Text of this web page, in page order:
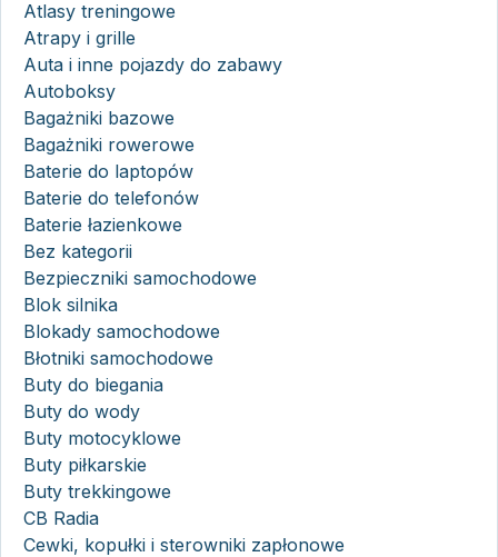
Atlasy treningowe
Atrapy i grille
Auta i inne pojazdy do zabawy
Autoboksy
Bagażniki bazowe
Bagażniki rowerowe
Baterie do laptopów
Baterie do telefonów
Baterie łazienkowe
Bez kategorii
Bezpieczniki samochodowe
Blok silnika
Blokady samochodowe
Błotniki samochodowe
Buty do biegania
Buty do wody
Buty motocyklowe
Buty piłkarskie
Buty trekkingowe
CB Radia
Cewki, kopułki i sterowniki zapłonowe